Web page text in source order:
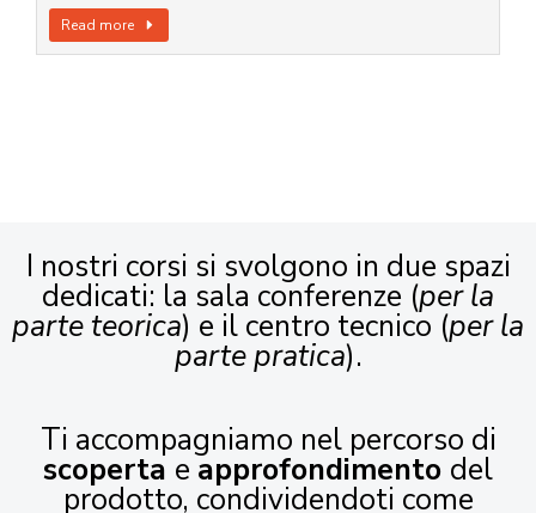
Read more
I nostri corsi si svolgono in due spazi
dedicati: la sala conferenze (per la
parte teorica) e il centro tecnico (per la
parte pratica).
Ti accompagniamo nel percorso di
scoperta e approfondimento del
prodotto, condividendoti come